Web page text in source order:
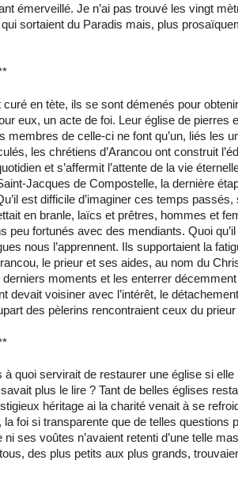
émerveillé. Je n’ai pas trouvé les vingt
sortaient du Paradis mais, plus
en tète, ils se sont démenés pour
eux, un acte de foi. Leur église de pierres
de celle-ci ne font qu’un, liés les
les chrétiens d’Arancou ont cons­truit
et s’affermit l’attente de la vie
Jacques de Compostelle, la dernière
est difficile d’imaginer ces temps
en branle, laïcs et prêtres, hommes et
fortunés avec des mendiants. Quoi qu’il
nous l’apprennent. Ils supportaient la
le prieur et ses aides, au nom du
moments et les enterrer
devait voisiner avec l’intérêt, le
des pèlerins rencontraient ceux du
quoi servirait de restaurer une église si
plus le lire ? Tant de belles églises
héritage ai la charité venait à se
foi si transparente que de telles questions
ses voûtes n’avaient retenti d’une telle
des plus petits aux plus grands,